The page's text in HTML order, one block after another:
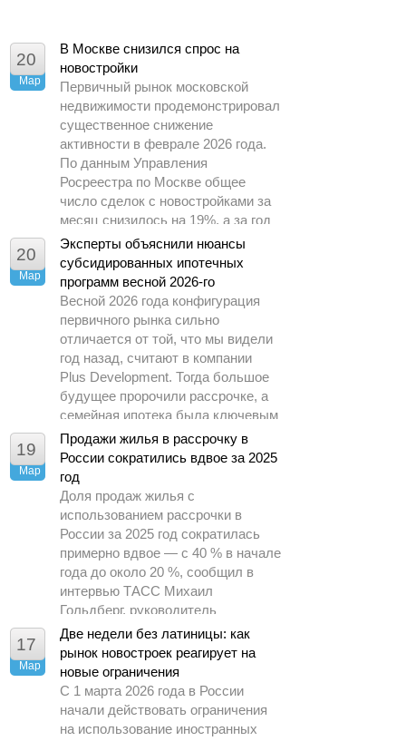
20
Мар
В Москве снизился спрос на
новостройки
Первичный рынок московской
недвижимости продемонстрировал
существенное снижение
активности в феврале 2026 года.
По данным Управления
Росреестра по Москве общее
число сделок с новостройками за
месяц снизилось на 19%, а за год
– почти в 1,5 раза.
20
Мар
Эксперты объяснили нюансы
субсидированных ипотечных
программ весной 2026-го
Весной 2026 года конфигурация
первичного рынка сильно
отличается от той, что мы видели
год назад, считают в компании
Plus Development. Тогда большое
будущее пророчили рассрочке, а
семейная ипотека была ключевым
драйвером спроса.
19
Мар
Продажи жилья в рассрочку в
России сократились вдвое за 2025
год
Доля продаж жилья с
использованием рассрочки в
России за 2025 год сократилась
примерно вдвое — с 40 % в начале
года до около 20 %, сообщил в
интервью ТАСС Михаил
Гольдберг, руководитель
аналитического центра ДОМ.РФ.
17
Мар
Две недели без латиницы: как
рынок новостроек реагирует на
новые ограничения
С 1 марта 2026 года в России
начали действовать ограничения
на использование иностранных